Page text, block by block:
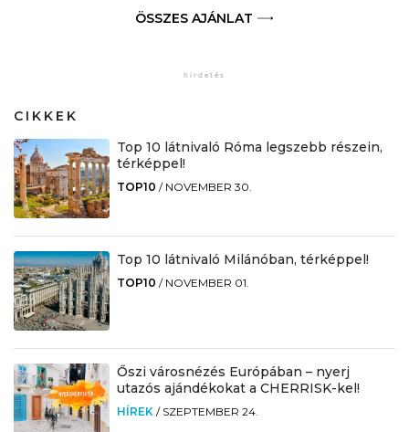
ÖSSZES AJÁNLAT
CIKKEK
Top 10 látnivaló Róma legszebb részein,
térképpel!
TOP10 / NOVEMBER 30.
Top 10 látnivaló Milánóban, térképpel!
TOP10 / NOVEMBER 01.
Őszi városnézés Európában – nyerj
utazós ajándékokat a CHERRISK-kel!
HÍREK / SZEPTEMBER 24.